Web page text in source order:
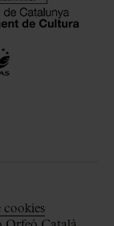
cookies